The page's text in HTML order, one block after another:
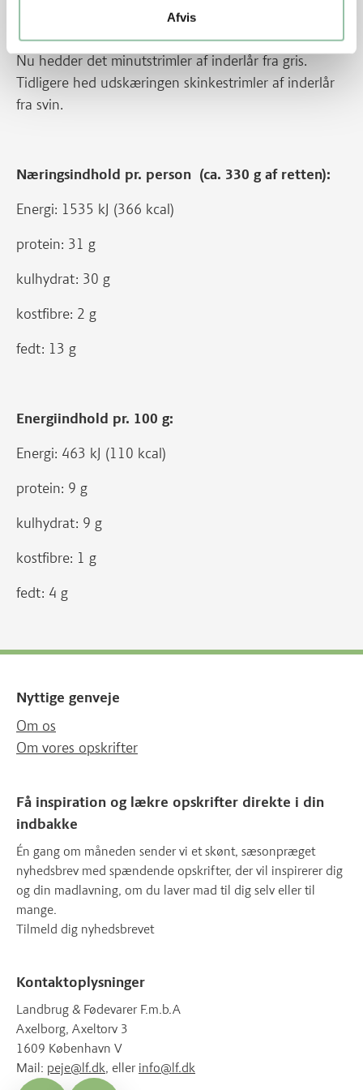
Afvis
Energifordeling
Nu hedder det minutstrimler af inderlår fra gris.
Tidligere hed udskæringen skinkestrimler af inderlår
fra svin.
Næringsindhold pr. person (ca. 330 g af retten):
Energi: 1535 kJ (366 kcal)
protein: 31 g
kulhydrat: 30 g
kostfibre: 2 g
fedt: 13 g
Energiindhold pr. 100 g:
Energi: 463 kJ (110 kcal)
protein: 9 g
kulhydrat: 9 g
kostfibre: 1 g
fedt: 4 g
Nyttige genveje
Om os
Om vores opskrifter
Få inspiration og lækre opskrifter direkte i din
indbakke
Én gang om måneden sender vi et skønt, sæsonpræget
nyhedsbrev med spændende opskrifter, der vil inspirerer dig
og din madlavning, om du laver mad til dig selv eller til
mange.
Tilmeld dig nyhedsbrevet
Kontaktoplysninger
Landbrug & Fødevarer F.m.b.A
Axelborg, Axeltorv 3
1609 København V
Mail: peje@lf.dk, eller info@lf.dk